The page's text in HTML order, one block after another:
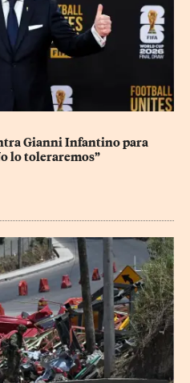
Gianni Infantino para
lo toleraremos”